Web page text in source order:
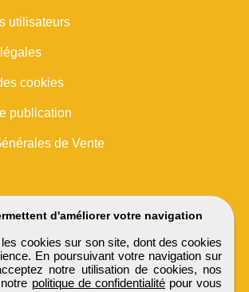
d'améliorer votre navigation
cookies sur son site, dont des cookies
En poursuivant votre navigation sur
notre utilisation de cookies, nos
politique de confidentialité pour vous
utilisateurs
cookies
publication
de Vente